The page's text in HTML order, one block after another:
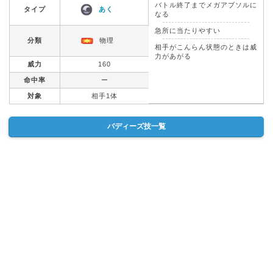
タイプ あく
バトル終了までメガアブソルに
なる
急所に当たりやすい
相手がこんらん状態のときは威
力があがる
分類 物理
威力 160
命中率 ー
対象 相手1体
バディーズ技一覧